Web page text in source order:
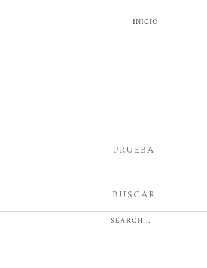
INICIO
PRUEBA
BUSCAR